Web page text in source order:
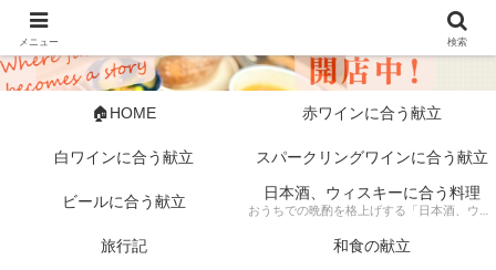
🏠HOME 赤ワインに合う献立
白ワインに合う献立 スパークリングワインに合う献立
ビールに合う献立 日本酒、ウィスキーに合う料理
おうちでの晩酌を格上げする「日本酒、ウィスキーに合う料理」の記録。 芳醇な日本酒やスモーキーなウィスキーにぴったりな、素材にこだわった一皿から手軽な一品まで幅広く紹介します。 「旦那キッチン」が提案する、お酒好きにはたまらない絶品ペアリングで、至福のひとときをどうぞ。
旅行記 和食の献立
メニュー 検索